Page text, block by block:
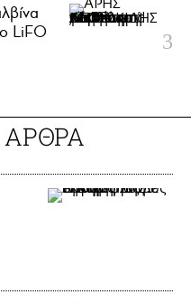
LiFO
ΑΡΘΡΑ